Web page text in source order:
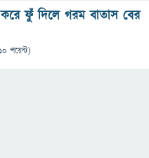
ফুঁ দিলে গরম বাতাস বের
পয়েন্ট)